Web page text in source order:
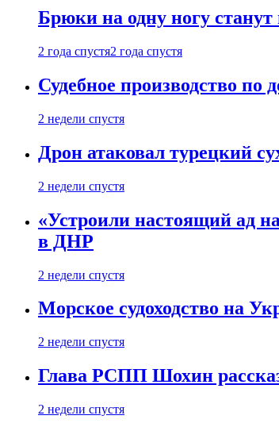
Брюки на одну ногу
2 года спустя2 года спустя
Судебное производство по
2 недели спустя
Дрон атаковал турецкий
2 недели спустя
«Устроили настоящий ад
в ДНР
2 недели спустя
Морское судоходство на
2 недели спустя
Глава РСПП Шохин
2 недели спустя